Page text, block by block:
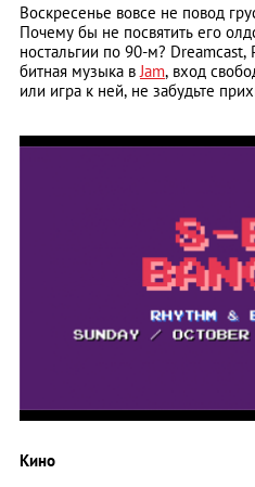
Воскресенье вовсе не повод
Почему бы не посвятить его
ностальгии по 90-м?
битная музыка в Jam, вход
или игра к ней, не забудьте
Кино